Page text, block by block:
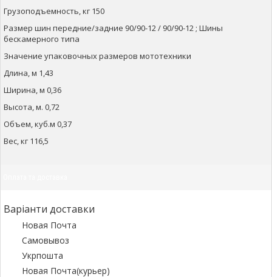
Грузоподъемность, кг 150
Размер шин передние/задние 90/90-12 / 90/90-12 ; Шины
бескамерного типа
Значение упаковочных размеров мототехники
Длина, м 1,43
Ширина, м 0,36
Высота, м. 0,72
Объем, куб.м 0,37
Вес, кг 116,5
Варіанти доставки
Новая Почта
Самовывоз
Укрпошта
Новая Почта(курьер)